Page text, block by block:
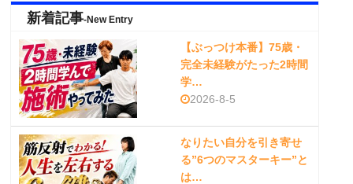
新着記事-New Entry
【ぶっつけ本番】75歳・
完全未経験がたった2時間
学…
2026-8-5
なりたい自分を引き寄せ
る”6つのマスターキー”と
は…